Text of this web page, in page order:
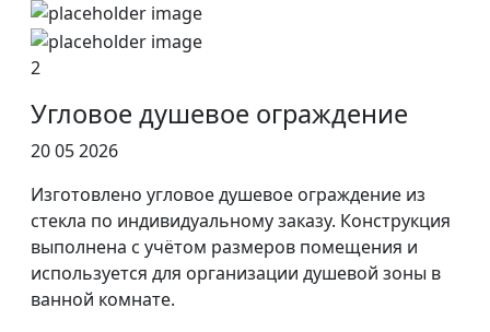
2
Угловое душевое ограждение
20 05 2026
Изготовлено угловое душевое ограждение из
стекла по индивидуальному заказу. Конструкция
выполнена с учётом размеров помещения и
используется для организации душевой зоны в
ванной комнате.